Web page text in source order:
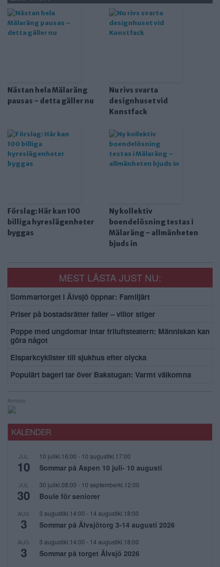
Nästan hela Mälaräng
pausas – detta gäller nu
Nu rivs svarta
designhuset vid
Konstfack
Förslag: Här kan 100
billiga hyreslägenheter
byggas
Ny kollektiv
boendelösning testas i
Mälaräng – allmänheten
bjuds in
MEST LÄSTA JUST NU:
Sommartorget i Älvsjö öppnar: Familjärt
Priser på bostadsrätter faller – villor stiger
Poppe med ungdomar intar friluftsteatern: Människan kan
göra något
Elsparkcyklister till sjukhus efter olycka
Populärt bageri tar över Bakstugan: Varmt välkomna
Annons:
KALENDER
JUL
10
10 julikl.16:00 - 10 augustikl.17:00
Sommar på Aspen 10 juli- 10 augusti
JUL
30
30 julikl.08:00 - 10 septemberkl.12:00
Boule för seniorer
AUG
3
3 augustikl.14:00 - 14 augustikl.18:00
Sommar på Älvsjötorg 3-14 augusti 2026
AUG
3
3 augustikl.14:00 - 14 augustikl.18:00
Sommar på torget Älvsjö 2026